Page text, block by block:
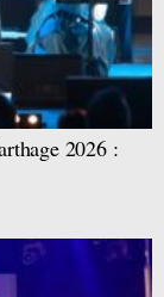
2026 :